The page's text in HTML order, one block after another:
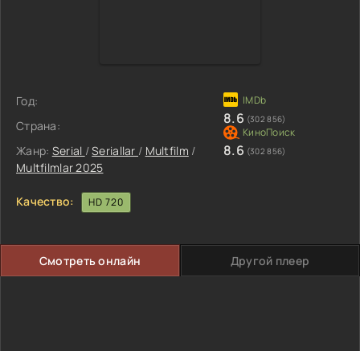
Год:
Страна:
Жанр: Serial /Seriallar / Multfilm /
Multfilmlar 2025
8.6 (302 856)
8.6 (302 856)
Качество: HD 720
Смотреть онлайн Другой плеер